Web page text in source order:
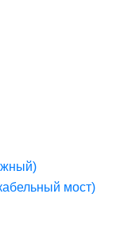
мост)